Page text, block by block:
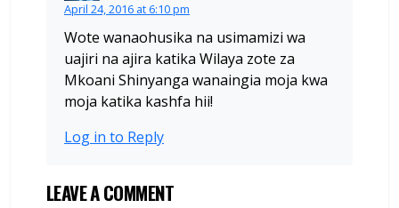
April 24, 2016 at 6:10 pm
Wote wanaohusika na usimamizi wa
uajiri na ajira katika Wilaya zote za
Mkoani Shinyanga wanaingia moja kwa
moja katika kashfa hii!
Log in to Reply
LEAVE A COMMENT